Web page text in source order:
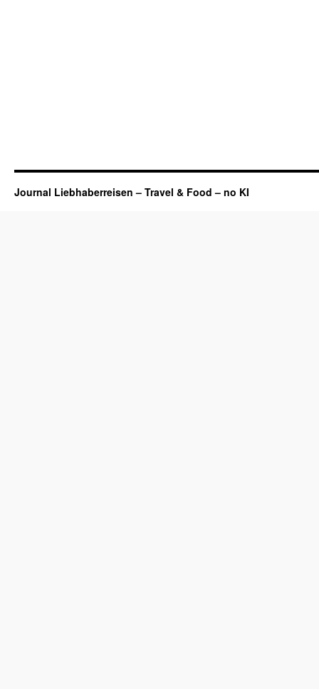
Journal Liebhaberreisen – Travel & Food – no KI